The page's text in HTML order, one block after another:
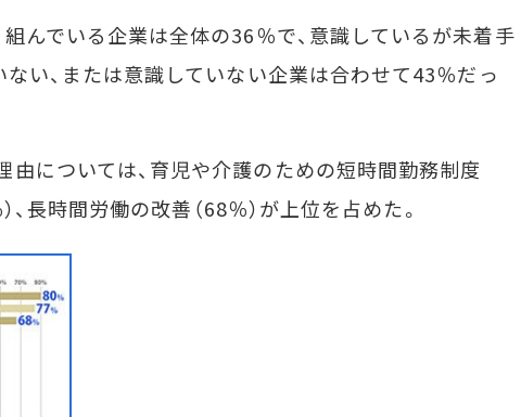
んでいる企業は全体の36％で、意識しているが未着手
い、または意識していない企業は合わせて43％だっ
については、育児や介護のための短時間勤務制度
、長時間労働の改善（68％）が上位を占めた。